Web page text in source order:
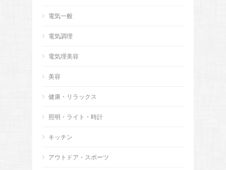
電気一般
電気調理
電気理美容
美容
健康・リラックス
照明・ライト・時計
キッチン
アウトドア・スポーツ